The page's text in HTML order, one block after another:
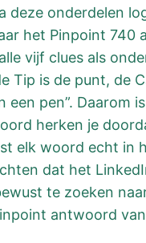
deze onderdelen
het Pinpoint 740
vijf clues als
Tip is de punt, de
een pen”.
herken je
elk woord echt in
dat het
te zoeken
antwoord